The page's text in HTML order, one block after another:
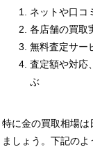
ネットや口コ
各店舗の買取
無料査定サー
査定額や対応
ぶ
特に金の買取相場は
ましょう。下記の